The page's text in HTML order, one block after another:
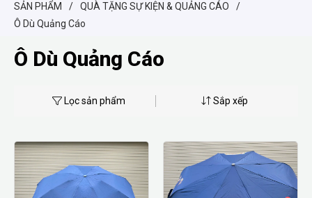
SẢN PHẨM / QUÀ TẶNG SỰ KIỆN & QUẢNG CÁO
/
Ô Dù Quảng Cáo
Ô Dù Quảng Cáo
Lọc sản phẩm Sắp xếp